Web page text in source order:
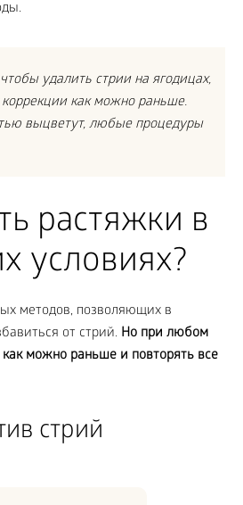
удалить стрии на ягодицах,
как можно раньше.
выцветут, любые процедуры
растяжки в
условиях?
методов, позволяющих в
от стрий. Но при любом
можно раньше и повторять все
стрий